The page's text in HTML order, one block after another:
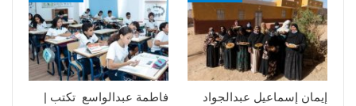
فاطمة عبدالواسع تكتب |
إيمان إسماعيل عبدالجواد